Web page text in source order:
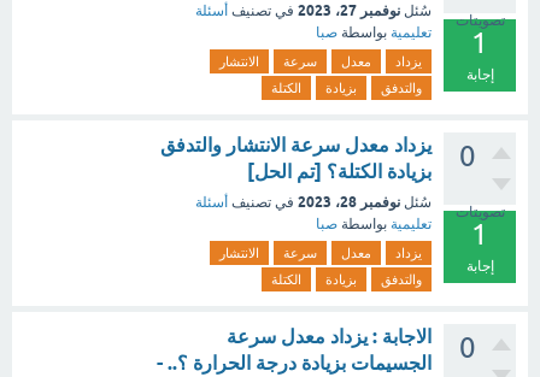
تصويتات
1
إجابة
سُئل نوفمبر 27، 2023 في تصنيف أسئلة
تعليمية بواسطة صبا
يزداد معدل سرعة
الانتشار
والتدفق
بزيادة الكتلة
0
تصويتات
1
إجابة
يزداد معدل سرعة الانتشار والتدفق
بزيادة الكتلة؟ [تم الحل]
سُئل نوفمبر 28، 2023 في تصنيف أسئلة
تعليمية بواسطة صبا
يزداد معدل سرعة
الانتشار
والتدفق
بزيادة الكتلة
0
الاجابة : يزداد معدل سرعة
الجسيمات بزيادة درجة الحرارة ؟.. -